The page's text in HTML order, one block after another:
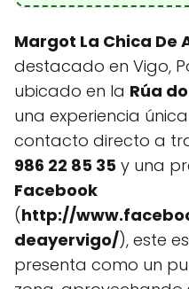
Margot La Chica De
destacado en Vigo,
ubicado en la Rúa
una experiencia
contacto directo a
986 22 85 35 y una
Facebook
(http://
deayervigo/), este
presenta como un